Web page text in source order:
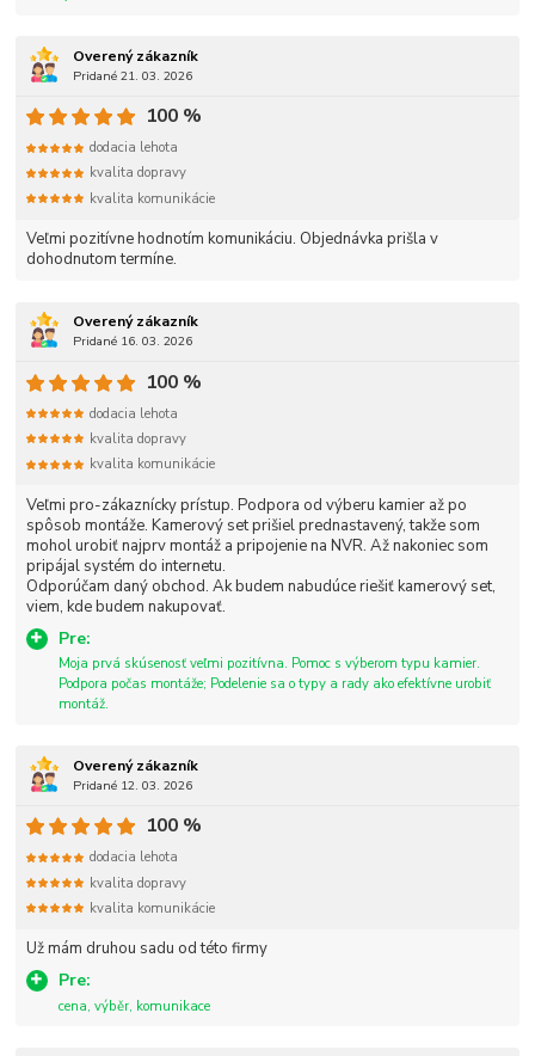
Overený zákazník
Pridané 21. 03. 2026
Veľmi pozitívne hodnotím komunikáciu. Objednávka prišla v
dohodnutom termíne.
100 %
dodacia lehota
kvalita dopravy
kvalita komunikácie
Overený zákazník
Pridané 16. 03. 2026
Veľmi pro-zákaznícky prístup. Podpora od výberu kamier až po
spôsob montáže. Kamerový set prišiel prednastavený, takže som
mohol urobiť najprv montáž a pripojenie na NVR. Až nakoniec som
pripájal systém do internetu.
Odporúčam daný obchod. Ak budem nabudúce riešiť kamerový set,
viem, kde budem nakupovať.
Pre:
Moja prvá skúsenosť veľmi pozitívna. Pomoc s výberom typu kamier.
Podpora počas montáže; Podelenie sa o typy a rady ako efektívne urobiť
montáž.
100 %
dodacia lehota
kvalita dopravy
kvalita komunikácie
Overený zákazník
Pridané 12. 03. 2026
Už mám druhou sadu od této firmy
Pre:
cena, výběr, komunikace
100 %
dodacia lehota
kvalita dopravy
kvalita komunikácie